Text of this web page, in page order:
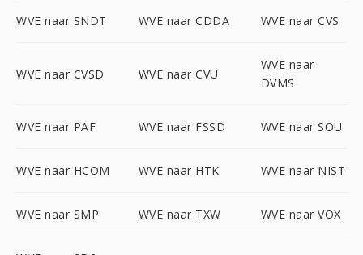
WVE naar SNDT WVE naar CDDA WVE naar CVS
WVE naar CVSD WVE naar CVU
WVE naar
DVMS
WVE naar PAF WVE naar FSSD WVE naar SOU
WVE naar HCOM WVE naar HTK WVE naar NIST
WVE naar SMP WVE naar TXW WVE naar VOX